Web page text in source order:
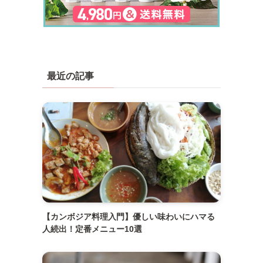
最近の記事
【カンボジア料理入門】優しい味わいにハマる
人続出！定番メニュー10選